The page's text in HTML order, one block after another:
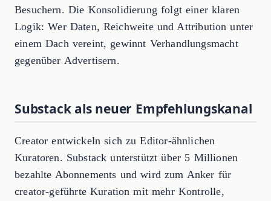
Besuchern. Die Konsolidierung folgt einer klaren
Logik: Wer Daten, Reichweite und Attribution unter
einem Dach vereint, gewinnt Verhandlungsmacht
gegenüber Advertisern.
Substack als neuer Empfehlungskanal
Creator entwickeln sich zu Editor-ähnlichen
Kuratoren. Substack unterstützt über 5 Millionen
bezahlte Abonnements und wird zum Anker für
creator-geführte Kuration mit mehr Kontrolle,